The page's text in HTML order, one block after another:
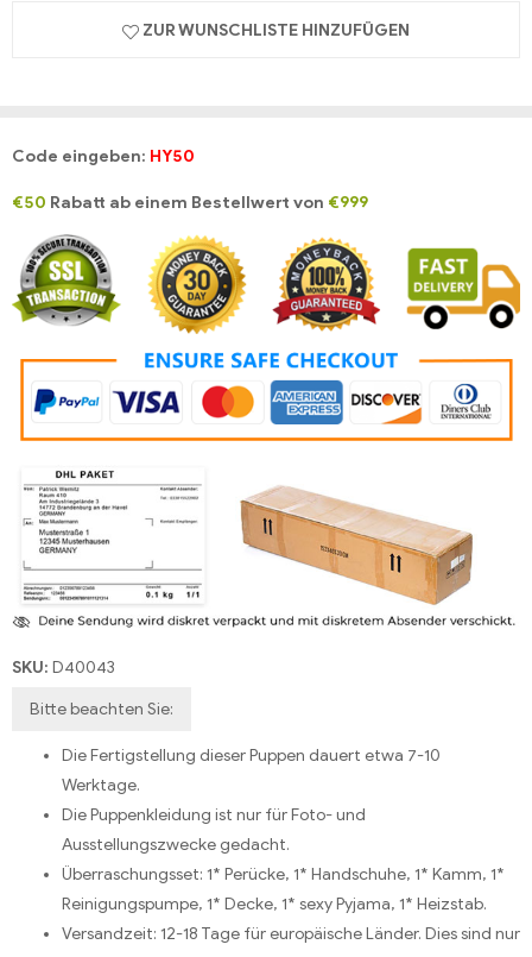
ZUR WUNSCHLISTE HINZUFÜGEN
Code eingeben: HY50
€50 Rabatt ab einem Bestellwert von €999
SKU: D40043
Bitte beachten Sie:
Die Fertigstellung dieser Puppen dauert etwa 7-10
Werktage.
Die Puppenkleidung ist nur für Foto- und
Ausstellungszwecke gedacht.
Überraschungsset: 1* Perücke, 1* Handschuhe, 1* Kamm, 1*
Reinigungspumpe, 1* Decke, 1* sexy Pyjama, 1* Heizstab.
Versandzeit: 12-18 Tage für europäische Länder. Dies sind nur